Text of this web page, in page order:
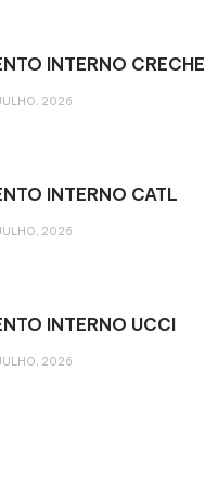
INTERNO CRECHE
2026
INTERNO CATL
2026
INTERNO UCCI
2026